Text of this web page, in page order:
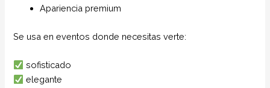
Apariencia premium
Se usa en eventos donde necesitas verte:
sofisticado
elegante